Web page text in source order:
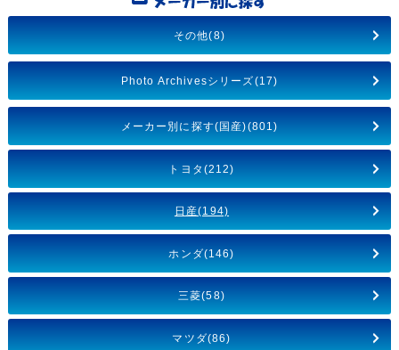
その他(8)
Photo Archivesシリーズ(17)
メーカー別に探す(国産)(801)
トヨタ(212)
日産(194)
ホンダ(146)
三菱(58)
マツダ(86)